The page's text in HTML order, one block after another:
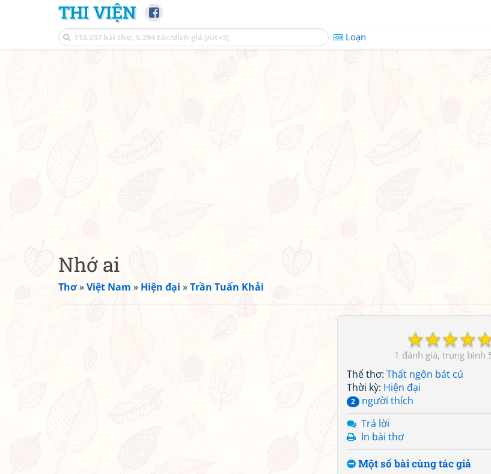
THI VIỆN
Loạn
Nhớ ai
Thơ»Việt Nam » Hiện đại »Trần Tuấn Khải
☆
☆
☆
☆
1
Thể thơ: Thất ngôn bát cú
Thời kỳ: Hiện đại
2
người thích
Trả lời
In bài thơ
Một số bài cùng tác giả